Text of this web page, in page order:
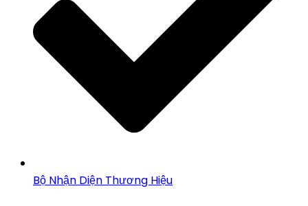
Bộ Nhận Diện Thương Hiệu